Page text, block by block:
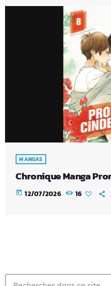
MANGAS
Chronique Manga
today 12/07/2026 16